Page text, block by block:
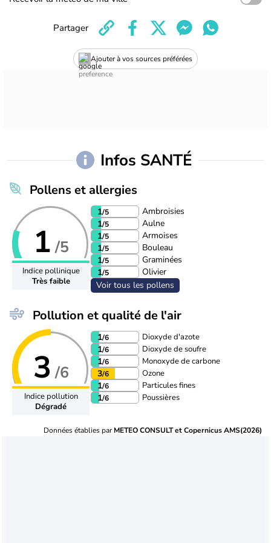
Ajouter à vos sources préférées
Partager
Infos SANTÉ
Pollens et allergies
1 /5
Indice pollinique
Très faible
1/5
Ambroisies
1/5
Aulne
1/5
Armoises
1/5
Bouleau
1/5
Graminées
1/5
Olivier
Voir tous les pollens
Pollution et qualité de l'air
3 /6
Indice pollution
Dégradé
1/6 Dioxyde d'azote
1/6 Dioxyde de soufre
1/6 Monoxyde de carbone
3/6 Ozone
1/6 Particules fines
1/6 Poussières
Données établies parMETEO CONSULT et Copernicus AMS(2026)